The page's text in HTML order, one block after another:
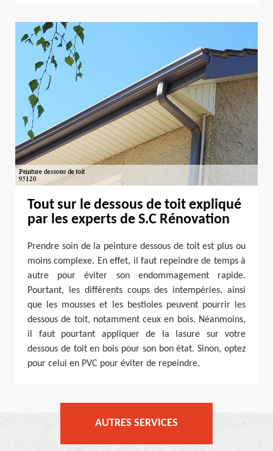
Tout sur le dessous de toit expliqué
par les experts de S.C Rénovation
Prendre soin de la peinture dessous de toit est plus ou
moins complexe. En effet, il faut repeindre de temps à
autre pour éviter son endommagement rapide.
Pourtant, les différents coups des intempéries, ainsi
que les mousses et les bestioles peuvent pourrir les
dessous de toit, notamment ceux en bois. Néanmoins,
il faut pourtant appliquer de la lasure sur votre
dessous de toit en bois pour son bon état. Sinon, optez
pour celui en PVC pour éviter de repeindre.
AUTRES SERVICES